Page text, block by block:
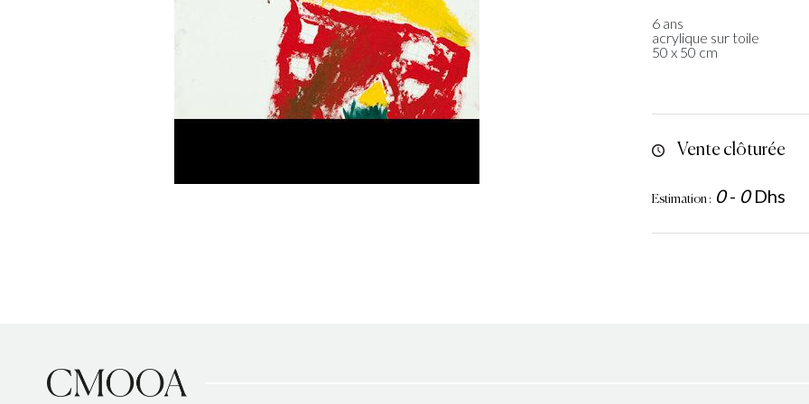
6 ans
acrylique sur toile
50 x 50 cm
Vente clôturée
Estimation : 0- 0 Dhs